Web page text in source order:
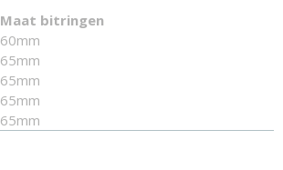
Maat bitringen
60mm
65mm
65mm
65mm
65mm